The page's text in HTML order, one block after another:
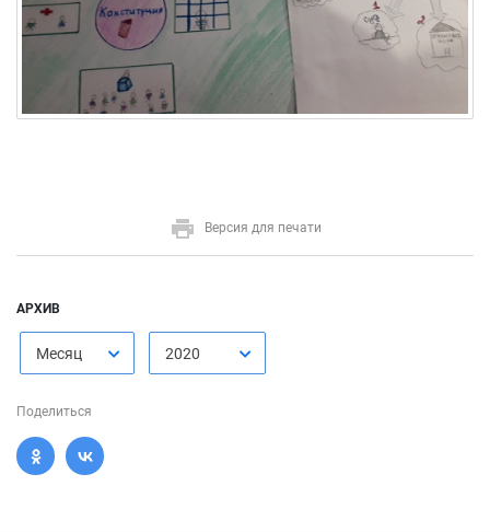
Версия для печати
АРХИВ
Месяц 2020
Поделиться